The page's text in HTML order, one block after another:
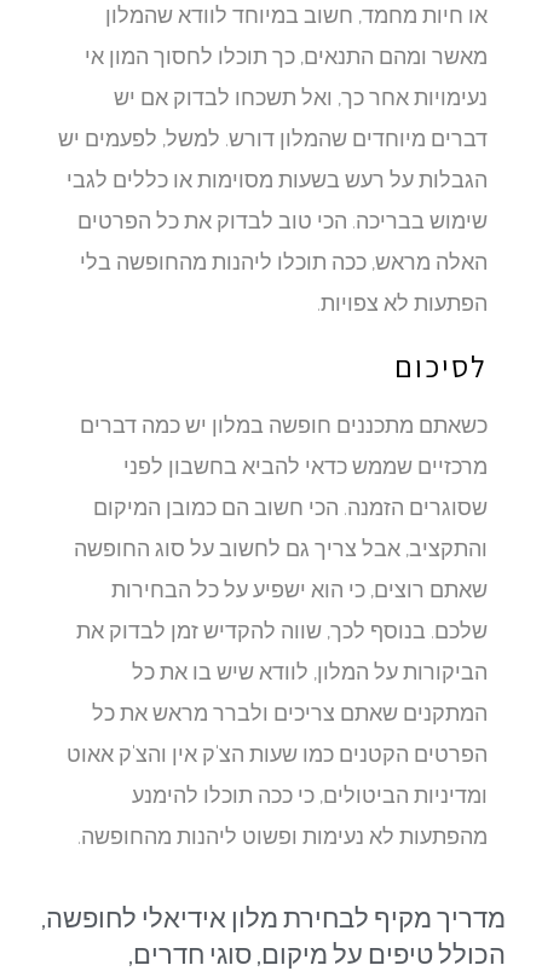
או חיות מחמד, חשוב במיוחד לוודא שהמלון
מאשר ומהם התנאים, כך תוכלו לחסוך המון אי
נעימויות אחר כך, ואל תשכחו לבדוק אם יש
דברים מיוחדים שהמלון דורש. למשל, לפעמים יש
הגבלות על רעש בשעות מסוימות או כללים לגבי
שימוש בבריכה. הכי טוב לבדוק את כל הפרטים
האלה מראש, ככה תוכלו ליהנות מהחופשה בלי
הפתעות לא צפויות.
לסיכום
כשאתם מתכננים חופשה במלון יש כמה דברים
מרכזיים שממש כדאי להביא בחשבון לפני
שסוגרים הזמנה. הכי חשוב הם כמובן המיקום
והתקציב, אבל צריך גם לחשוב על סוג החופשה
שאתם רוצים, כי הוא ישפיע על כל הבחירות
שלכם. בנוסף לכך, שווה להקדיש זמן לבדוק את
הביקורות על המלון, לוודא שיש בו את כל
המתקנים שאתם צריכים ולברר מראש את כל
הפרטים הקטנים כמו שעות הצ'ק אין והצ'ק אאוט
ומדיניות הביטולים, כי ככה תוכלו להימנע
מהפתעות לא נעימות ופשוט ליהנות מהחופשה.
מדריך מקיף לבחירת מלון אידיאלי לחופשה,
הכולל טיפים על מיקום, סוגי חדרים,